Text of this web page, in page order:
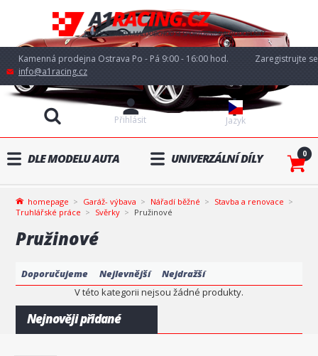
Kamenná prodejna Ostrava Po - Pá 9:00 - 16:00 hod.
info@a1racing.cz
Jazyk
Přihlásit
Zaregistrujte se
DLE MODELU AUTA UNIVERZÁLNÍ DÍLY 0
homepage Garáž- výbava Nářadí běžné
Stavba a renovace
Truhlářské práce
Svěrky Pružinové
Pružinové
Doporučujeme Nejlevnější
Nejdražší
V této kategorii nejsou žádné produkty.
Nejnověji přidané